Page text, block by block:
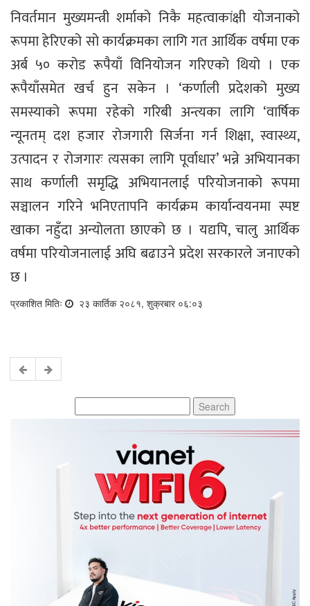
निवर्तमान मुख्यमन्त्री शर्माको निकै महत्वाकांक्षी योजनाको
रूपमा हेरिएको सो कार्यक्रमका लागि गत आर्थिक वर्षमा एक
अर्ब ५० करोड रूपैयाँ विनियोजन गरिएको थियो । एक
रूपैयाँसमेत खर्च हुन सकेन । ‘कर्णाली प्रदेशको मुख्य
समस्याको रूपमा रहेको गरिबी अन्त्यका लागि ‘वार्षिक
न्यूनतम् दश हजार रोजगारी सिर्जना गर्न शिक्षा, स्वास्थ्य,
उत्पादन र रोजगारः त्यसका लागि पूर्वाधार’ भन्ने अभियानका
साथ कर्णाली समृद्धि अभियानलाई परियोजनाको रूपमा
सञ्चालन गरिने भनिएतापनि कार्यक्रम कार्यान्वयनमा स्पष्ट
खाका नहुँदा अन्योलता छाएको छ । यद्यपि, चालु आर्थिक
वर्षमा परियोजनालाई अघि बढाउने प्रदेश सरकारले जनाएको
छ ।
प्रकाशित मितिः २३ कार्तिक २०८१, शुक्रबार ०६:०३
for: